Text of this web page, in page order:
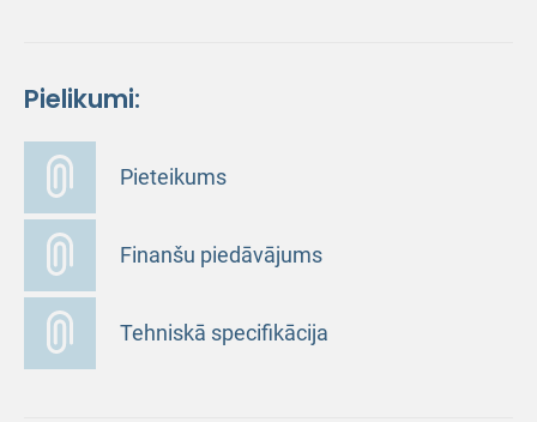
Pielikumi:
Pieteikums
Finanšu piedāvājums
Tehniskā specifikācija